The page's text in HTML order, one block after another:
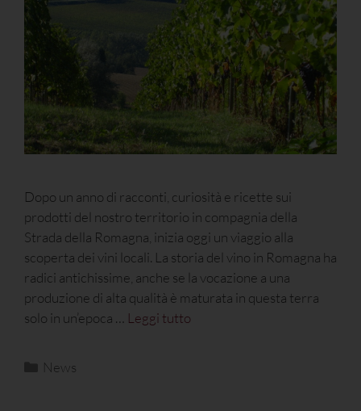
Dopo un anno di racconti, curiosità e ricette sui
prodotti del nostro territorio in compagnia della
Strada della Romagna, inizia oggi un viaggio alla
scoperta dei vini locali. La storia del vino in Romagna ha
radici antichissime, anche se la vocazione a una
produzione di alta qualità è maturata in questa terra
solo in un’epoca … Leggi tutto
News